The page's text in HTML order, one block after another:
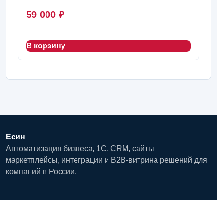
59 000 ₽
В корзину
Есин
Автоматизация бизнеса, 1С, CRM, сайты,
маркетплейсы, интеграции и B2B-витрина решений для
компаний в России.